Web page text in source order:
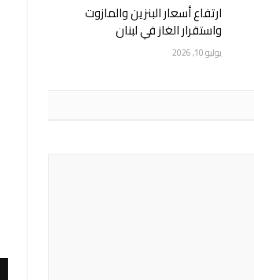
ارتفاع أسعار البنزين والمازوت
واستقرار الغاز في لبنان
يوليو 10, 2026